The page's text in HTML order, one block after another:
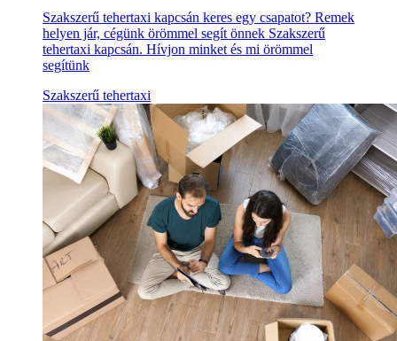
Szakszerű tehertaxi kapcsán keres egy csapatot? Remek
helyen jár, cégünk örömmel segít önnek Szakszerű
tehertaxi kapcsán. Hívjon minket és mi örömmel
segítünk
Szakszerű tehertaxi